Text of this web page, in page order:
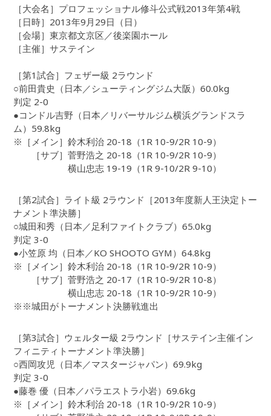
［大会名］プロフェッショナル修斗公式戦2013年第4戦
［日時］2013年9月29日（日）
［会場］東京都文京区／後楽園ホール
［主催］サステイン
［第1試合］フェザー級 2ラウンド
○前田貴史（日本／シューティングジム大阪）60.0kg
判定 2-0
●コンドル吉野（日本／リバーサルジム横浜グランドスラ
ム）59.8kg
※［メイン］鈴木利治 20-18（1R 10-9/2R 10-9）
［サブ］菅野浩之 20-18（1R 10-9/2R 10-9）
横山忠志 19-19（1R 9-10/2R 9-10）
［第2試合］ライト級 2ラウンド［2013年度新人王決定トー
ナメント準決勝］
○城田和秀（日本／足利ファイトクラブ）65.0kg
判定 3-0
●小笠原 均（日本／KO SHOOTO GYM）64.8kg
※［メイン］鈴木利治 20-18（1R 10-9/2R 10-9）
［サブ］菅野浩之 20-17（1R 10-9/2R 10-8）
横山忠志 20-18（1R 10-9/2R 10-9）
※※城田がトーナメント決勝戦進出
［第3試合］ウェルター級 2ラウンド［サステイン主催イン
フィニティトーナメント準決勝］
○西岡攻児（日本／マスタージャパン）69.9kg
判定 3-0
●藤巻 優（日本／パラエストラ小岩）69.6kg
※［メイン］鈴木利治 20-18（1R 10-9/2R 10-9）